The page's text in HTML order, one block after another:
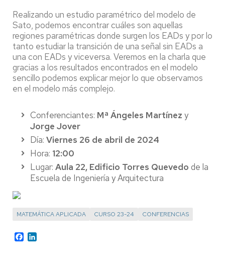
Realizando un estudio paramétrico del modelo de
Sato, podemos encontrar cuáles son aquellas
regiones paramétricas donde surgen los EADs y por lo
tanto estudiar la transición de una señal sin EADs a
una con EADs y viceversa. Veremos en la charla que
gracias a los resultados encontrados en el modelo
sencillo podemos explicar mejor lo que observamos
en el modelo más complejo.
Conferenciantes: Mª Ángeles Martínez y
Jorge Jover
Día: Viernes 26 de abril de 2024
Hora: 12:00
Lugar: Aula 22, Edificio Torres Quevedo de la
Escuela de Ingeniería y Arquitectura
MATEMÁTICA APLICADA CURSO 23-24 CONFERENCIAS
Facebook